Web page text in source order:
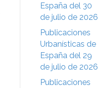
España del 30
de julio de 2026
Publicaciones
Urbanísticas de
España del 29
de julio de 2026
Publicaciones